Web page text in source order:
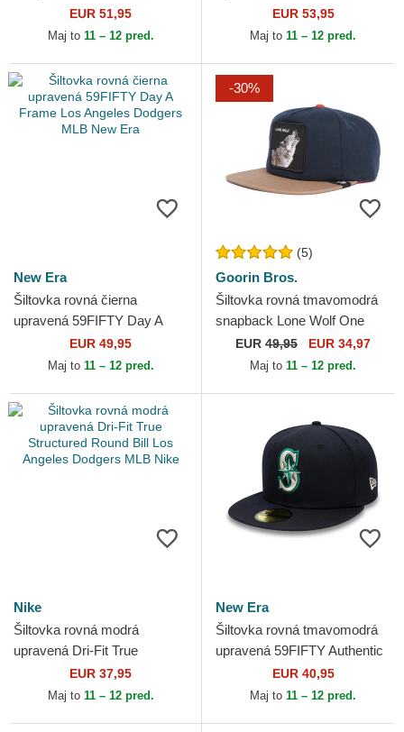
Game Fan Pack Philadelphia
Phillies MLB New Era
EUR 51,95
Maj to 11 – 12 pred.
New York Yankees MLB New
EUR 53,95
Maj to 11 – 12 pred.
New Era
Šiltovka rovná čierna
upravená 59FIFTY Day A
Frame Los Angeles Dodgers
MLB New Era
EUR 49,95
Maj to 11 – 12 pred.
-30%
(5)
Goorin Bros.
Šiltovka rovná tmavomodrá
snapback Lone Wolf One
Pack The Farm Flats The
Farm Goorin Bros.
EUR 49,95 EUR 34,97
Maj to 11 – 12 pred.
Nike
Šiltovka rovná modrá
upravená Dri-Fit True
Structured Round Bill Los
Angeles Dodgers MLB Nike
EUR 37,95
Maj to 11 – 12 pred.
New Era
Šiltovka rovná tmavomodrá
upravená 59FIFTY Authentic
On Field Seattle Mariners
MLB New Era
EUR 40,95
Maj to 11 – 12 pred.